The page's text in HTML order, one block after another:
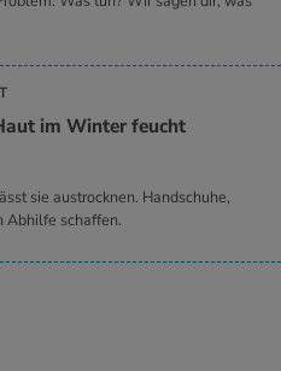
im Win­ter feucht
sie austrocknen. Handschuhe,
Abhilfe schaffen.